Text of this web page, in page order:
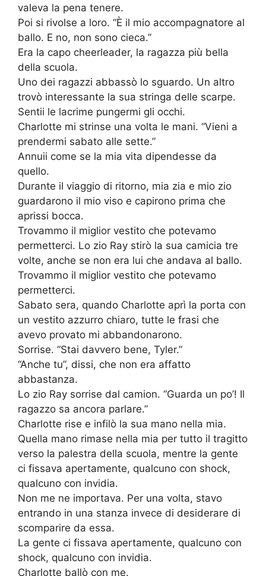
valeva la pena tenere.
Poi si rivolse a loro. “È il mio accompagnatore al
ballo. E no, non sono cieca.”
Era la capo cheerleader, la ragazza più bella
della scuola.
Uno dei ragazzi abbassò lo sguardo. Un altro
trovò interessante la sua stringa delle scarpe.
Sentii le lacrime pungermi gli occhi.
Charlotte mi strinse una volta le mani. “Vieni a
prendermi sabato alle sette.”
Annuii come se la mia vita dipendesse da
quello.
Durante il viaggio di ritorno, mia zia e mio zio
guardarono il mio viso e capirono prima che
aprissi bocca.
Trovammo il miglior vestito che potevamo
permetterci. Lo zio Ray stirò la sua camicia tre
volte, anche se non era lui che andava al ballo.
Trovammo il miglior vestito che potevamo
permetterci.
Sabato sera, quando Charlotte aprì la porta con
un vestito azzurro chiaro, tutte le frasi che
avevo provato mi abbandonarono.
Sorrise. “Stai davvero bene, Tyler.”
“Anche tu”, dissi, che non era affatto
abbastanza.
Lo zio Ray sorrise dal camion. “Guarda un po’! Il
ragazzo sa ancora parlare.”
Charlotte rise e infilò la sua mano nella mia.
Quella mano rimase nella mia per tutto il tragitto
verso la palestra della scuola, mentre la gente
ci fissava apertamente, qualcuno con shock,
qualcuno con invidia.
Non me ne importava. Per una volta, stavo
entrando in una stanza invece di desiderare di
scomparire da essa.
La gente ci fissava apertamente, qualcuno con
shock, qualcuno con invidia.
Charlotte ballò con me.